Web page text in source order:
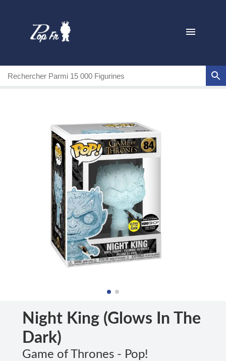
Night King (Glows In The
Dark)
Game of Thrones - Pop!